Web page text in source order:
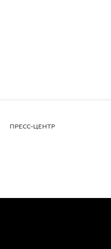
ПРЕСС-ЦЕНТР